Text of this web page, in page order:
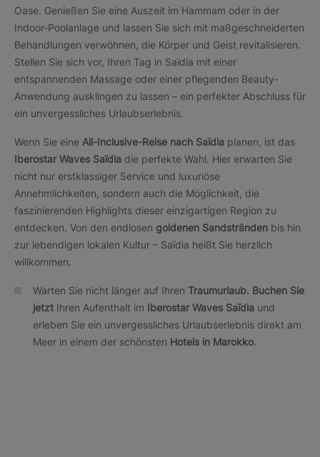
Oase. Genießen Sie eine Auszeit im Hammam oder in der
Indoor-Poolanlage und lassen Sie sich mit maßgeschneiderten
Behandlungen verwöhnen, die Körper und Geist revitalisieren.
Stellen Sie sich vor, Ihren Tag in Saïdia mit einer
entspannenden Massage oder einer pflegenden Beauty-
Anwendung ausklingen zu lassen – ein perfekter Abschluss für
ein unvergessliches Urlaubserlebnis.
Wenn Sie eine All-Inclusive-Reise nach Saïdia planen, ist das
Iberostar Waves Saïdia die perfekte Wahl. Hier erwarten Sie
nicht nur erstklassiger Service und luxuriöse
Annehmlichkeiten, sondern auch die Möglichkeit, die
faszinierenden Highlights dieser einzigartigen Region zu
entdecken. Von den endlosen goldenen Sandstränden bis hin
zur lebendigen lokalen Kultur – Saïdia heißt Sie herzlich
willkommen.
Warten Sie nicht länger auf Ihren Traumurlaub. Buchen Sie
jetzt Ihren Aufenthalt im Iberostar Waves Saïdia und
erleben Sie ein unvergessliches Urlaubserlebnis direkt am
Meer in einem der schönsten Hotels in Marokko.